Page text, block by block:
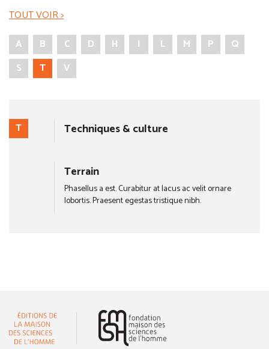
TOUT VOIR >
A
B C D H I L M P
Q
S
T V
T Techniques & culture
Terrain
Phasellus a est. Curabitur at lacus ac velit ornare
lobortis. Praesent egestas tristique nibh.